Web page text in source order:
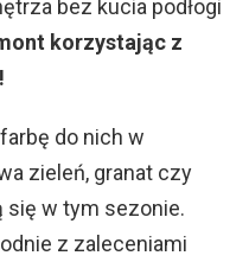
bez kucia podłogi
korzystając z
do nich w
zieleń, granat czy
się w tym sezonie.
z zaleceniami